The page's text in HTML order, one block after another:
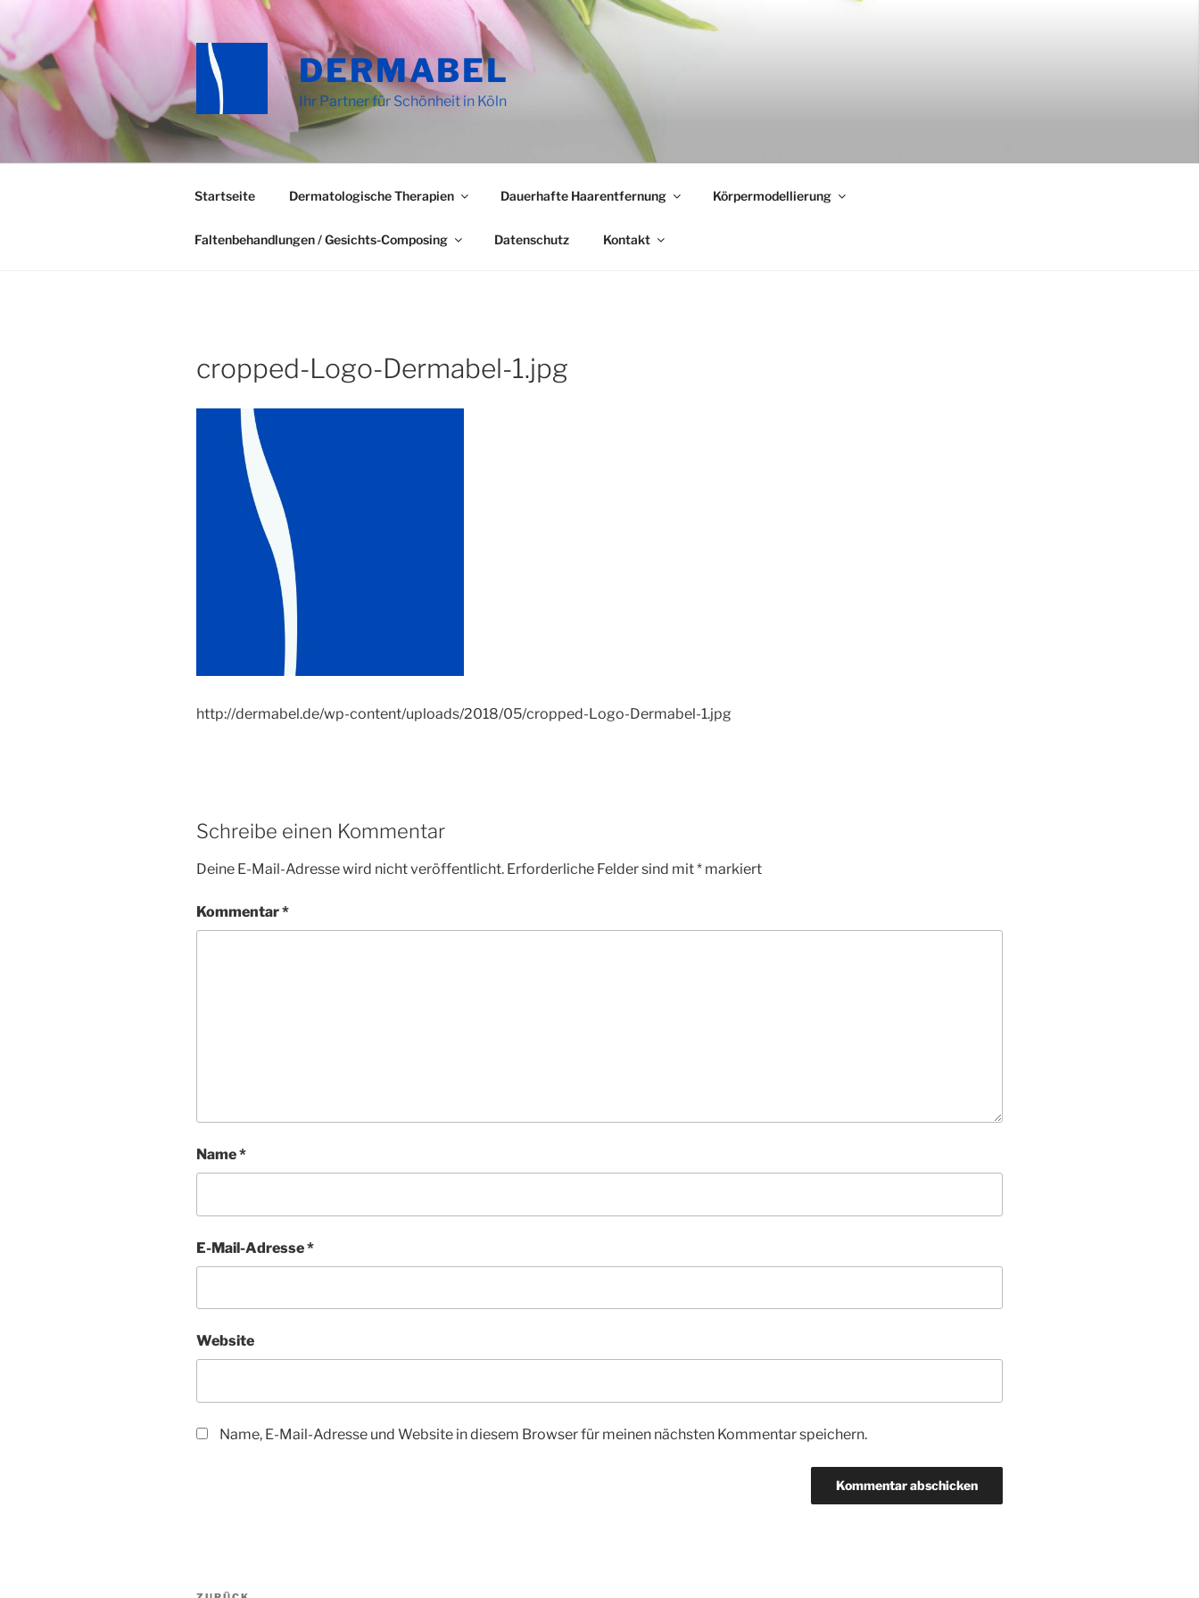
Inhalt
springen
DERMABEL
Ihr Partner für Schönheit in Köln
Startseite Dermatologische Therapien Dauerhafte Haarentfernung Körpermodellierung
Faltenbehandlungen / Gesichts-Composing Datenschutz Kontakt
cropped-Logo-Dermabel-1.jpg
http://dermabel.de/wp-content/uploads/2018/05/cropped-Logo-Dermabel-1.jpg
Schreibe einen Kommentar
Deine E-Mail-Adresse wird nicht veröffentlicht. Erforderliche Felder sind mit* markiert
Kommentar*
Name*
E-Mail-Adresse*
Website
Name, E-Mail-Adresse und Website in diesem Browser für meinen nächsten Kommentar speichern.
Beitragsnavigation